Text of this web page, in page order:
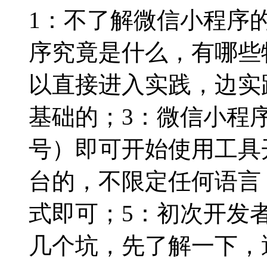
1：不了解微信小程序
序究竟是什么，有哪
以直接进入实践，边
基础的；3：微信小程
号）即可开始使用工
台的，不限定任何语
式即可；5：初次开发
几个坑，先了解一下